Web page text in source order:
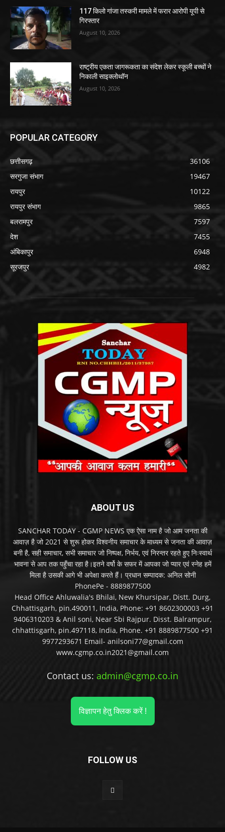
117 किलो गांजा तस्करी मामले में फरार आरोपी यूपी से
गिरफ्तार
August 10, 2026
राष्ट्रीय एकता जागरूकता का संदेश लेकर स्कूली बच्चों ने
निकाली साइक्लोथॉन
August 10, 2026
POPULAR CATEGORY
छत्तीसगढ़
36106
सरगुजा संभाग
19467
रायपुर
10122
रायपुर संभाग
9865
बलरामपुर
7597
देश
7455
अंबिकापुर
6948
सूरजपुर
4982
ABOUT US
SANCHAR TODAY - CGMP NEWS एक ऐसा नाम है जो आम जनता की
आवाज़ है जो 2021 से शुरू होकर विश्वनीय समाचार के माध्यम से जनता की आवाज़
बनी है, सही समाचार, सभी समाचार जो निष्पक्ष, निर्भय, एवं निरन्तर रहते हुए निःस्वार्थ
भावना से आप तक पहुँचा रहा है।इतने वर्षो के सफर में आपका जो प्यार एवं स्नेह हमें
मिला है उसकी आगे भी अपेक्षा करते हैं। प्रधान सम्पादक: अनिल सोनी
PhonePe - 8889877500
Head Office Ahluwalia's Bhilai, New Khursipar, Distt. Durg,
Chhattisgarh, pin.490011, India, Phone: +91 8602300003 +91
9406310203 & Anil soni, Near Sbi Rajpur. Disst. Balrampur,
chhattisgarh, pin.497118, India, Phone. +91 8889877500 +91
9977293671 Email- anilsoni77@gmail.com
www.cgmp.co.in2021@gmail.com
Contact us: admin@cgmp.co.in
विज्ञापन हेतु क्लिक करें !
FOLLOW US